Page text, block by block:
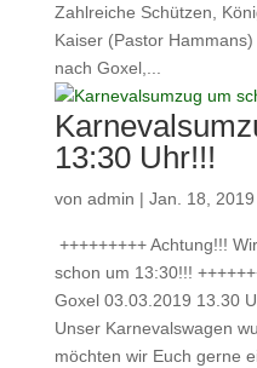
Zahlreiche Schützen,
Kaiser (Pastor
nach Goxel,...
13:30 Uhr!!!
von admin | Jan. 18, 2019
+++++++++ Achtung!!!
schon um 13:30!!!
Goxel 03.03.2019 13.30
Unser Karnevalswagen
möchten wir Euch gerne